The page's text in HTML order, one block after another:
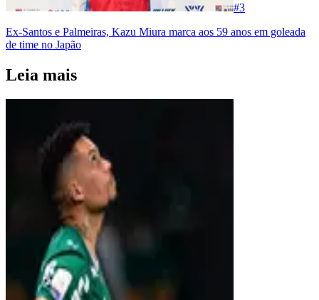
#3
Ex-Santos e Palmeiras, Kazu Miura marca aos 59 anos em goleada
de time no Japão
Leia mais